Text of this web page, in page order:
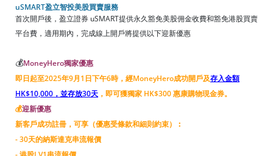
uSMART盈立智投美股買賣服務
首次開戶後，盈立證券 uSMART提供永久豁免美股佣金收費和豁免港股買賣
平台費，適用期內，完成線上開戶將提供以下迎新優惠
💰MoneyHero獨家優惠
即日起至2025年9月1日下午6時，經MoneyHero成功開戶及存入金額
HK$10,000，並存放30天 ，即可獲獨家 HK$300 惠康購物現金券。
💰迎新優惠
新客戶成功註冊，可享（優惠受條款和細則約束）︰
- 30天的納斯達克串流報價